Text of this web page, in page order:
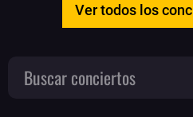
Ver todos los
Buscar conciertos